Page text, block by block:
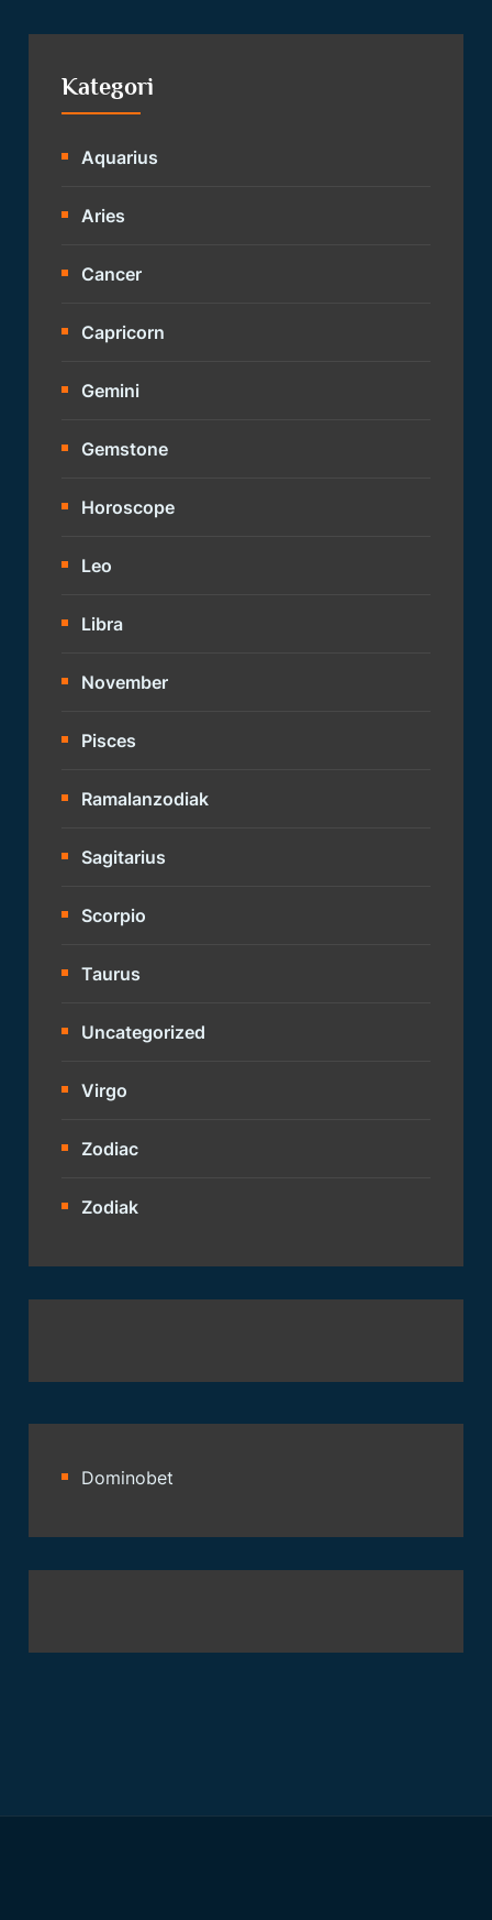
Kategori
Aquarius
Aries
Cancer
Capricorn
Gemini
Gemstone
Horoscope
Leo
Libra
November
Pisces
Ramalanzodiak
Sagitarius
Scorpio
Taurus
Uncategorized
Virgo
Zodiac
Zodiak
Dominobet